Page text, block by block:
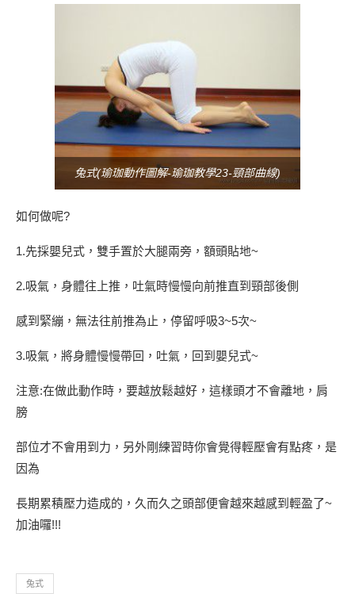
兔式(瑜珈動作圖解-瑜珈教學23-頸部曲線)
如何做呢?
1.先採嬰兒式，雙手置於大腿兩旁，額頭貼地~
2.吸氣，身體往上推，吐氣時慢慢向前推直到頸部後側
感到緊繃，無法往前推為止，停留呼吸3~5次~
3.吸氣，將身體慢慢帶回，吐氣，回到嬰兒式~
注意:在做此動作時，要越放鬆越好，這樣頭才不會離地，肩
膀
部位才不會用到力，另外剛練習時你會覺得輕壓會有點疼，是
因為
長期累積壓力造成的，久而久之頭部便會越來越感到輕盈了~
加油囉!!!
兔式